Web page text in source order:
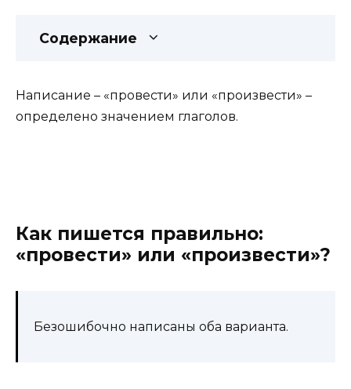
Содержание
Написание – «провести» или «произвести» –
определено значением глаголов.
Как пишется правильно:
«провести» или «произвести»?
Безошибочно написаны оба варианта.